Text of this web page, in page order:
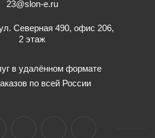
23@slon-e.ru
Северная 490, офис 206,
2 этаж
в удалённом формате
по всей России